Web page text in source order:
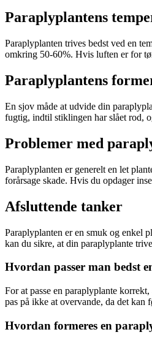
Paraplyplantens
Paraplyplanten trives bedst ved en
omkring 50-60%. Hvis luften er for
Paraplyplantens
En sjov måde at udvide din
fugtig, indtil stiklingen har slået rod,
Problemer med
Paraplyplanten er generelt en let
forårsage skade. Hvis du opdager
Afsluttende tanker
Paraplyplanten er en smuk og enkel
kan du sikre, at din paraplyplante
Hvordan passer man bedst
For at passe en paraplyplante
pas på ikke at overvande, da det kan
Hvordan formeres en